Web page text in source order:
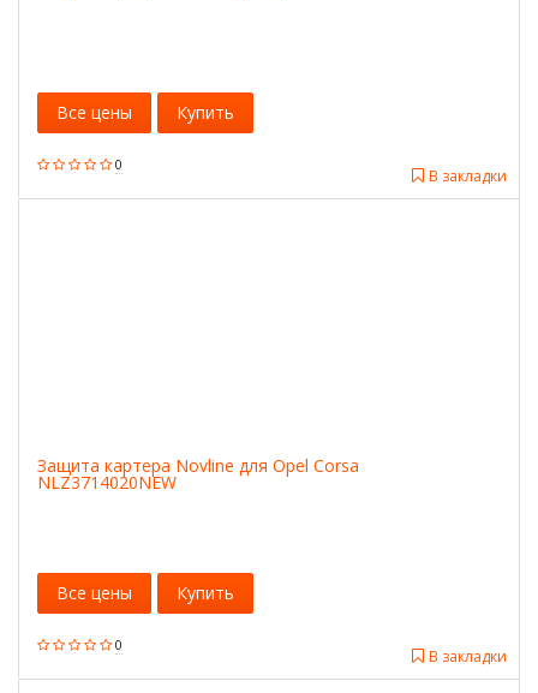
0
В закладки
Все цены Купить
Защита картера Novline для Opel Corsa
NLZ3714020NEW
0
В закладки
Все цены Купить